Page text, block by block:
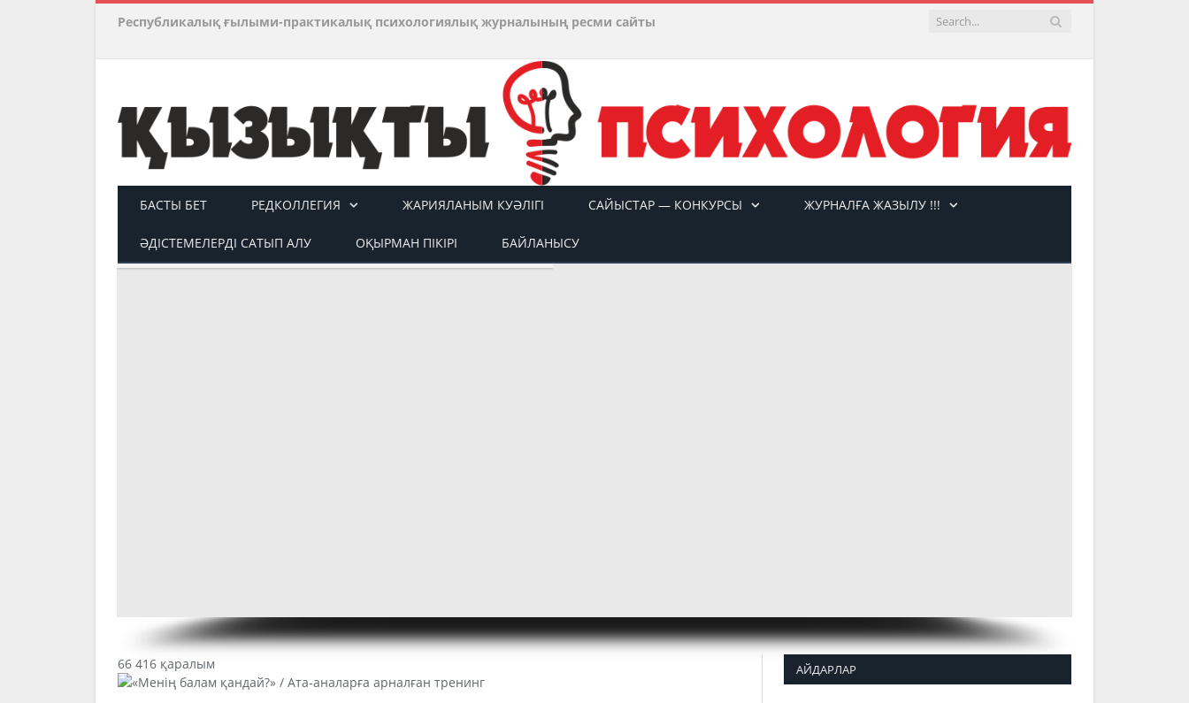
Республикалық ғылыми-практикалық психологиялық журналының ресми сайты
БАСТЫ БЕТ РЕДКОЛЛЕГИЯ ЖАРИЯЛАНЫМ КУӘЛІГІ САЙЫСТАР — КОНКУРСЫ ЖУРНАЛҒА ЖАЗЫЛУ !!!
ӘДІСТЕМЕЛЕРДІ САТЫП АЛУ ОҚЫРМАН ПІКІРІ БАЙЛАНЫСУ
66 416 қаралым АЙДАРЛАР